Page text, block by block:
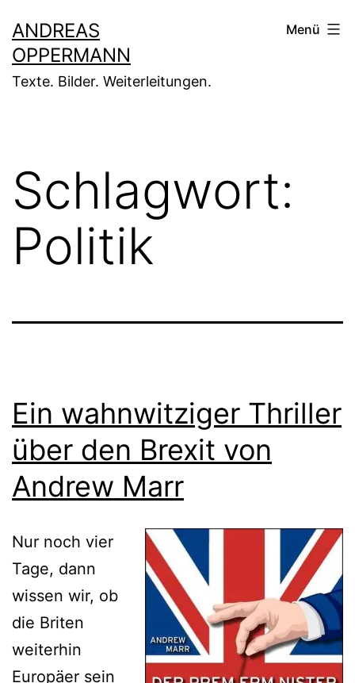
Inhalt
springen
ANDREAS
OPPERMANN
Texte. Bilder. Weiterleitungen.
Menü
Schlagwort:
Politik
Ein wahnwitziger Thriller
über den Brexit von
Andrew Marr
Nur noch vier
Tage, dann
wissen wir, ob
die Briten
weiterhin
Europäer sein